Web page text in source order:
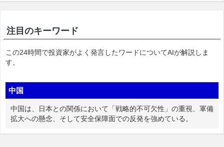
注目のキーワード
この24時間で投資家がよく発言したワードについてAIが解説しま
す。
中国
中国は、日本との関係において「戦略的不可欠性」の重視、軍備
拡大への懸念、そして安全保障面での反発を強めている。